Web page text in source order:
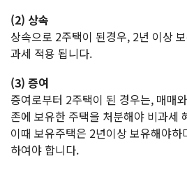
(2) 상속
상속으로 2주택이 된경우, 2년 이상
과세 적용 됩니다.
(3) 증여
증여로부터 2주택이 된 경우는, 매매
존에 보유한 주택을 처분해야 비과세
이때 보유주택은 2년이상 보유해야하
하여야 합니다.